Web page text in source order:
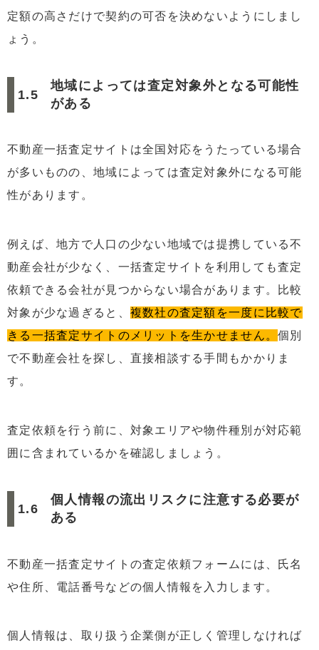
定額の高さだけで契約の可否を決めないようにしまし
ょう。
地域によっては査定対象外となる可能性
がある
不動産一括査定サイトは全国対応をうたっている場合
が多いものの、地域によっては査定対象外になる可能
性があります。
例えば、地方で人口の少ない地域では提携している不
動産会社が少なく、一括査定サイトを利用しても査定
依頼できる会社が見つからない場合があります。比較
対象が少な過ぎると、 複数社の査定額を一度に比較で
きる一括査定サイトのメリットを生かせません。個別
で不動産会社を探し、直接相談する手間もかかりま
す。
査定依頼を行う前に、対象エリアや物件種別が対応範
囲に含まれているかを確認しましょう。
個人情報の流出リスクに注意する必要が
ある
不動産一括査定サイトの査定依頼フォームには、氏名
や住所、電話番号などの個人情報を入力します。
個人情報は、取り扱う企業側が正しく管理しなければ